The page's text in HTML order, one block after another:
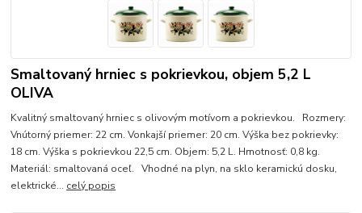
Smaltovaný hrniec s pokrievkou, objem 5,2 L
OLIVA
Kvalitný smaltovaný hrniec s olivovým motívom a pokrievkou. Rozmery:
Vnútorný priemer: 22 cm. Vonkajší priemer: 20 cm. Výška bez pokrievky:
18 cm. Výška s pokrievkou 22,5 cm. Objem: 5,2 L. Hmotnosť: 0,8 kg.
Materiál: smaltovaná oceľ. Vhodné na plyn, na sklo keramickú dosku,
elektrické... celý popis